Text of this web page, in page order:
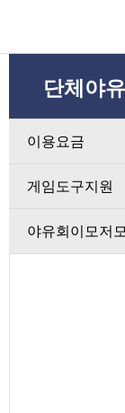
단체야
이용요금
게임도구지원
야유회이모저모